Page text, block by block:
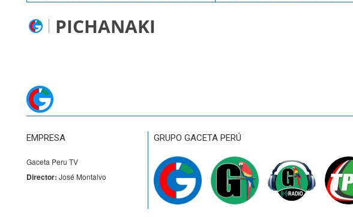
PICHANAKI
EMPRESA
Gaceta Peru TV
Director: José Montalvo
GRUPO GACETA PERÚ